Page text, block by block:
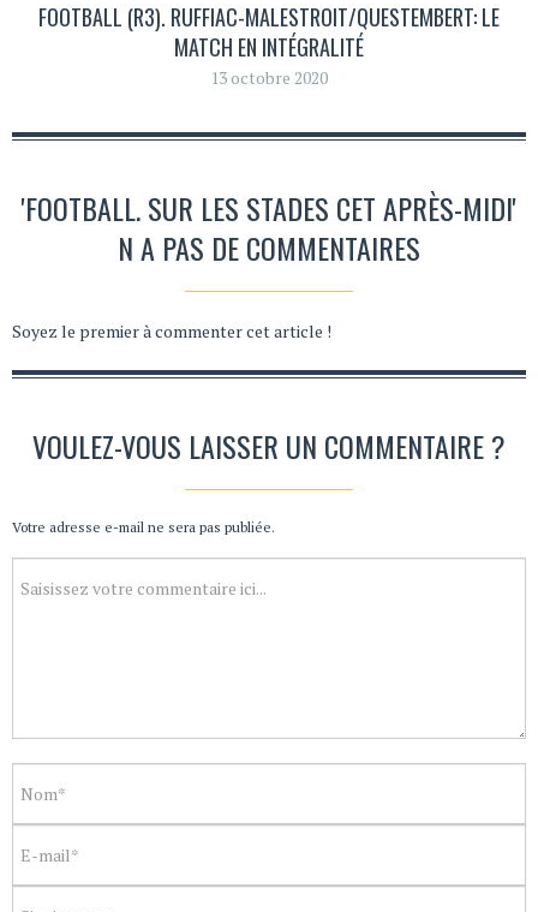
FOOTBALL (R3). RUFFIAC-MALESTROIT/QUESTEMBERT: LE
MATCH EN INTÉGRALITÉ
13 octobre 2020
'FOOTBALL. SUR LES STADES CET APRÈS-MIDI'
N A PAS DE COMMENTAIRES
Soyez le premier à commenter cet article !
VOULEZ-VOUS LAISSER UN COMMENTAIRE ?
Votre adresse e-mail ne sera pas publiée.